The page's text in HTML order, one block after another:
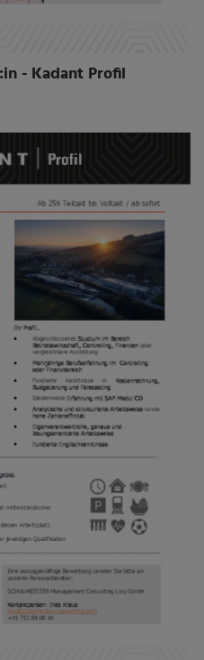
- Kadant Profil